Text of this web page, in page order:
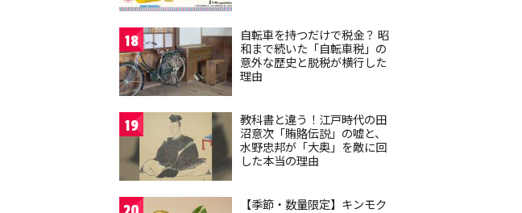
18
自転車を持つだけで税金？ 昭
和まで続いた「自転車税」の
意外な歴史と脱税が横行した
理由
19
教科書と違う！江戸時代の田
沼意次「賄賂伝説」の嘘と、
水野忠邦が「大奥」を敵に回
した本当の理由
【季節・数量限定】キンモク